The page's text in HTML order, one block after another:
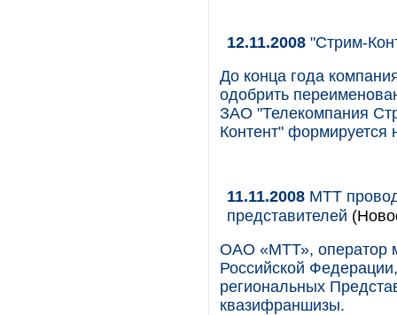
12.11.2008 "Стрим-
До конца года
одобрить
ЗАО "Телекомпания
Контент" формируется
11.11.2008 МТТ
представителей
ОАО «МТТ», оператор
Российской
региональных
квазифраншизы.